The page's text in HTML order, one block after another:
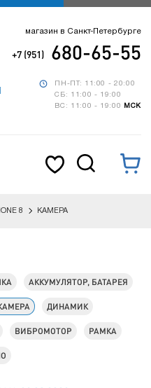
ПН-ПТ: 11:00 - 20:00
СБ: 11:00 - 19:00
ВС: 11:00 - 19:00
МСК
магазин в Санкт-Петербурге
+7 (951) 680-65-55
8 КАМЕРА
АККУМУЛЯТОР, БАТАРЕЯ
ДИНАМИК
ВИБРОМОТОР РАМКА